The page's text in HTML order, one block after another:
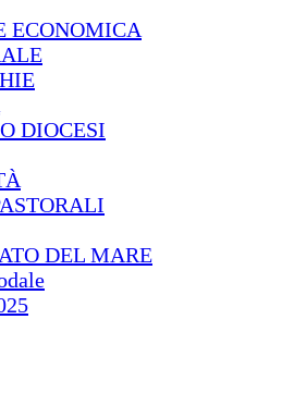
ECONOMICA
DIOCESI
DEL MARE